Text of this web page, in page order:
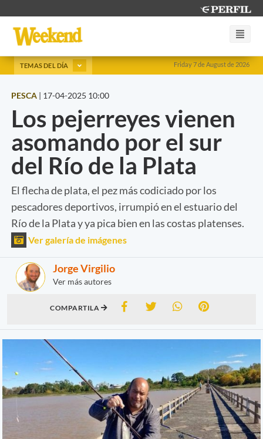
Friday 7 de August de 2026
TEMAS DEL DÍA
PESCA | 17-04-2025 10:00
Los pejerreyes vienen
asomando por el sur
del Río de la Plata
El flecha de plata, el pez más codiciado por los
pescadores deportivos, irrumpió en el estuario del
Río de la Plata y ya pica bien en las costas platenses.
Ver galería de imágenes
Jorge Virgilio
Ver más autores
COMPARTILA